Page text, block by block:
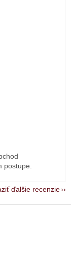
postupe.
ďalšie recenzie